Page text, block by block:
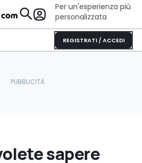
Per un'esperienza più
personalizzata
REGISTRATI / ACCEDI
sapere